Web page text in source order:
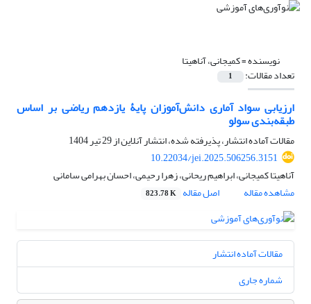
نویسنده =کمیجانی، آناهیتا
تعداد مقالات: 1
ارزیابی سواد آماری دانش‌آموزان پایۀ یازدهم ریاضی بر اساس
طبقه‌بندی سولو
مقالات آماده انتشار، پذیرفته شده، انتشار آنلاین از29 تیر 1404
10.22034/jei.2025.506256.3151
آناهیتا کمیجانی، ابراهیم ریحانی، زهرا رحیمی، احسان بهرامی سامانی
مشاهده مقاله
اصل مقاله 823.78 K
مقالات آماده انتشار
شماره جاری